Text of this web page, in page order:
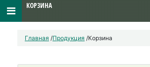
Главная /Продукция /Корзина
КОРЗИНА